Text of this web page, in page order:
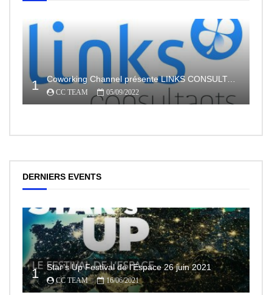
1 Coworking Channel présente LINKS CONSULTANTS, l’indépendance en toute sécurité avec le portage salarial
CC TEAM 05/09/2022
DERNIERS EVENTS
1 Star’s Up Festival de l’Espace 26 juin 2021
CC TEAM 16/06/2021